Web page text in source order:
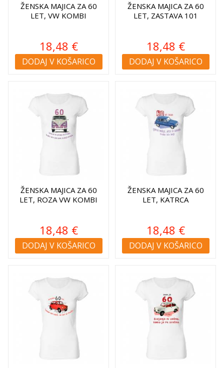
ŽENSKA MAJICA ZA 60
LET, VW KOMBI
18,48 €
DODAJ V KOŠARICO
ŽENSKA MAJICA ZA 60
LET, ZASTAVA 101
18,48 €
DODAJ V KOŠARICO
ŽENSKA MAJICA ZA 60
LET, ROZA VW KOMBI
18,48 €
DODAJ V KOŠARICO
ŽENSKA MAJICA ZA 60
LET, KATRCA
18,48 €
DODAJ V KOŠARICO